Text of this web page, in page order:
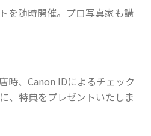
を随時開催。プロ写真家も講
時、Canon IDによるチェック
、特典をプレゼントいたしま